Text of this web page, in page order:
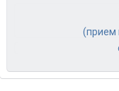
(прием